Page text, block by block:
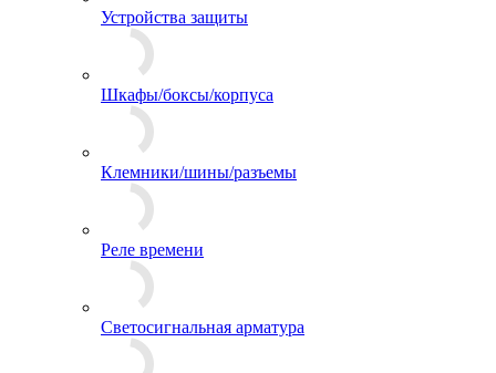
Устройства защиты
Шкафы/боксы/корпуса
Клемники/шины/разъемы
Реле времени
Светосигнальная арматура